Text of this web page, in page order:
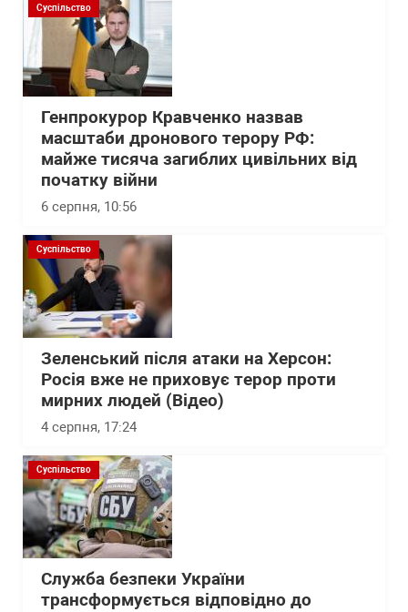
Суспільство
Генпрокурор Кравченко назвав
масштаби дронового терору РФ:
майже тисяча загиблих цивільних від
початку війни
6 серпня, 10:56
Суспільство
Зеленський після атаки на Херсон:
Росія вже не приховує терор проти
мирних людей (Відео)
4 серпня, 17:24
Суспільство
Служба безпеки України
трансформується відповідно до